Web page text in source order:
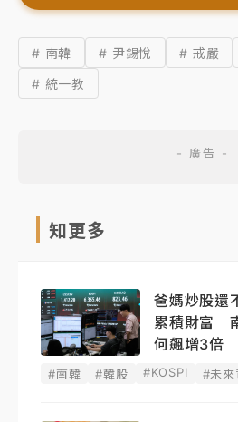
# 南韓 # 尹錫悅 # 戒嚴
# 統一教
知更多
爸媽炒股還
累積財富
何飆增3倍
#南韓 #韓股 #KOSPI #未來